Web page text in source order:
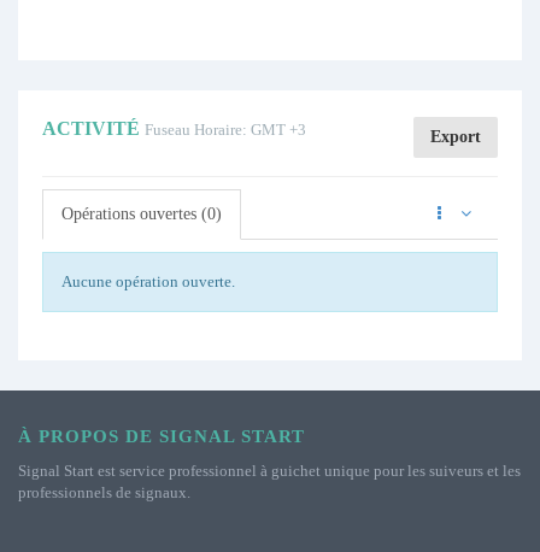
ACTIVITÉ Fuseau Horaire: GMT +3 Export
Opérations ouvertes (0)
Aucune opération ouverte.
À PROPOS DE SIGNAL START
Signal Start est service professionnel à guichet unique pour les suiveurs et les
professionnels de signaux.